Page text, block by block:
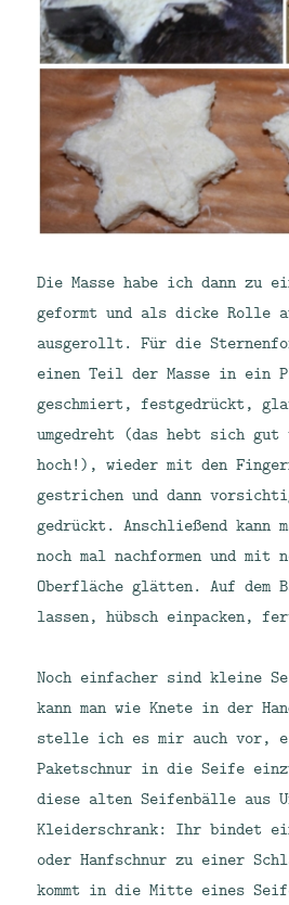
Die Masse habe ich dann zu
geformt und als dicke Rolle
ausgerollt. Für die
einen Teil der Masse in ein
geschmiert, festgedrückt,
umgedreht (das hebt sich gut
hoch!), wieder mit den
gestrichen und dann
gedrückt. Anschließend kann
noch mal nachformen und mit
Oberfläche glätten. Auf dem
lassen, hübsch einpacken,
Noch einfacher sind kleine
kann man wie Knete in der
stelle ich es mir auch vor,
Paketschnur in die Seife
diese alten Seifenbälle aus
Kleiderschrank: Ihr bindet
oder Hanfschnur zu einer
kommt in die Mitte eines